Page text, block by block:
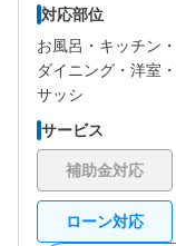
対応部位
お風呂・ キッチン・
ダイニング・ 洋室・
サッシ
サービス
補助金対応
ローン対応